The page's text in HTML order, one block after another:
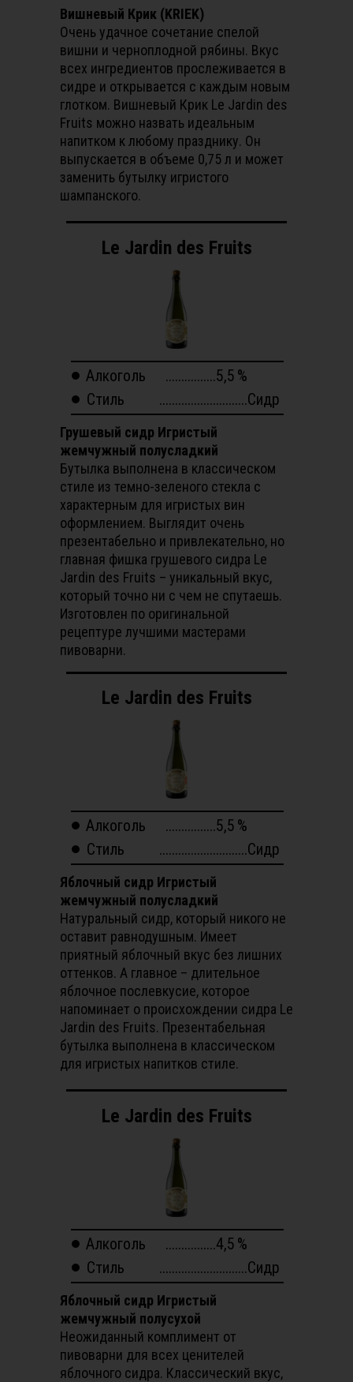
Вишневый Крик (KRIEK)
Очень удачное сочетание спелой
вишни и черноплодной рябины. Вкус
всех ингредиентов прослеживается в
сидре и открывается с каждым новым
глотком. Вишневый Крик Le Jardin des
Fruits можно назвать идеальным
напитком к любому празднику. Он
выпускается в объеме 0,75 л и может
заменить бутылку игристого
шампанского.
Стиль ............................Сидр
Le Jardin des Fruits
Алкоголь
Грушевый сидр Игристый
жемчужный полусладкий
Бутылка выполнена в классическом
стиле из темно-зеленого стекла с
характерным для игристых вин
оформлением. Выглядит очень
презентабельно и привлекательно, но
главная фишка грушевого сидра Le
Jardin des Fruits – уникальный вкус,
который точно ни с чем не спутаешь.
Изготовлен по оригинальной
рецептуре лучшими мастерами
пивоварни.
%
................5,5
Стиль ............................Сидр
Le Jardin des Fruits
Алкоголь
Яблочный сидр Игристый
жемчужный полусладкий
Натуральный сидр, который никого не
оставит равнодушным. Имеет
приятный яблочный вкус без лишних
оттенков. А главное – длительное
яблочное послевкусие, которое
напоминает о происхождении сидра Le
Jardin des Fruits. Презентабельная
бутылка выполнена в классическом
для игристых напитков стиле.
%
................5,5
Стиль ............................Сидр
Le Jardin des Fruits
Алкоголь
Яблочный сидр Игристый
жемчужный полусухой
Неожиданный комплимент от
пивоварни для всех ценителей
яблочного сидра. Классический вкус,
%
................4,5